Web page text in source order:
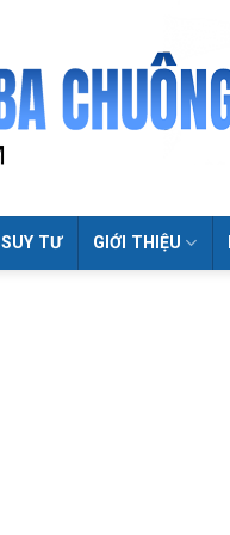
SUY TƯ GIỚI THIỆU